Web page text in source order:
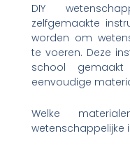
DIY
zelfgemaakte
worden om
te voeren. Deze
school
eenvoudige
Welke
wetenschappelijke